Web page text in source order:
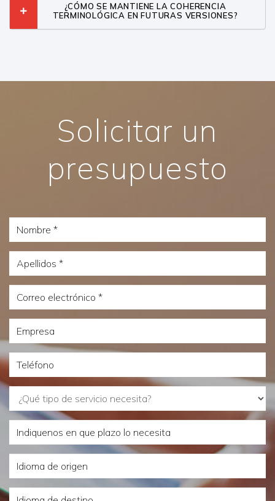
¿CÓMO SE MANTIENE LA COHERENCIA
TERMINOLÓGICA EN FUTURAS VERSIONES?
Solicitar un
presupuesto
Nombre
Apellidos
Correo
electrónico
Empresa
Teléfono
¿Qué
tipo
de
necesita?
Indiquenos
en
que
Idioma
de
Idioma